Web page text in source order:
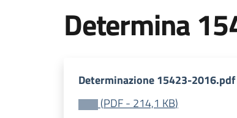
Determina
Determinazione 15423-2016.pdf
(PDF- 214,1 KB)